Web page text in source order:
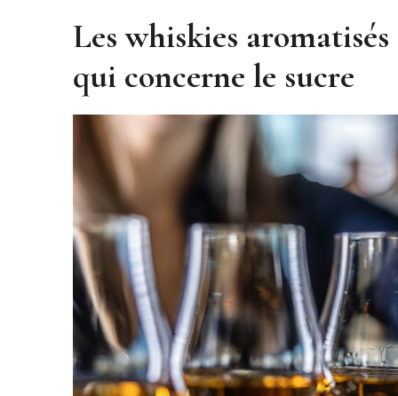
Les whiskies
qui concerne le sucre